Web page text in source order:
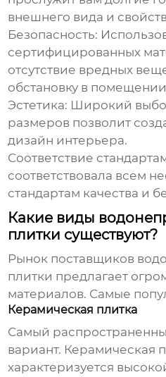
внешнего вида и
Безопасность:
сертифицированных
отсутствие вредных
обстановку в
Эстетика: Широкий
размеров позволит
дизайн интерьера.
Соответствие
соответствовала всем
стандартам качества и
Какие виды
плитки существуют?
Рынок поставщиков
плитки предлагает
материалов. Самые
Керамическая плитка
Самый
вариант. Керамическая
характеризуется